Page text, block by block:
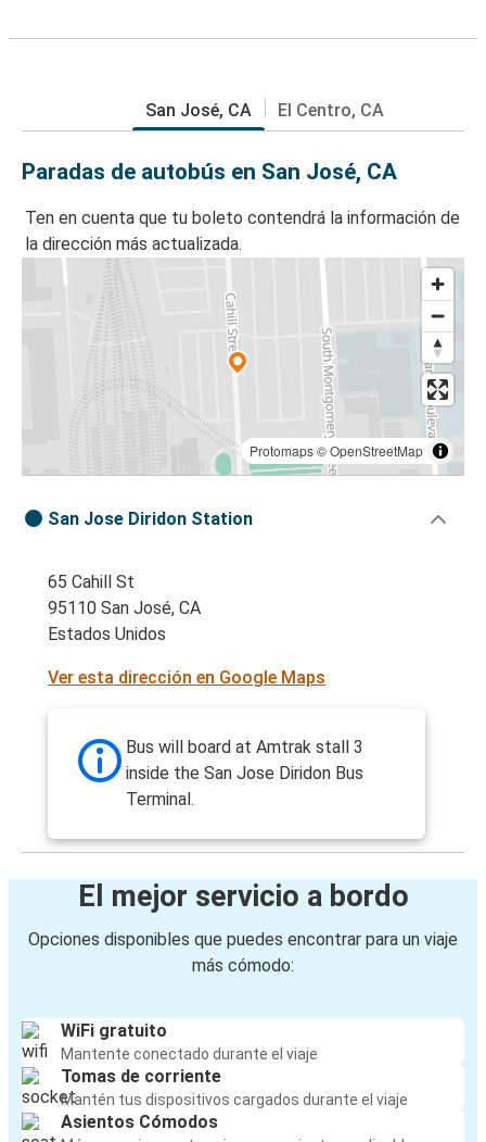
San José, CA El Centro, CA
Paradas de autobús en San José, CA
Ten en cuenta que tu boleto contendrá la información de
la dirección más actualizada.
Protomaps©OpenStreetMap
San Jose Diridon Station
65 Cahill St
95110 San José, CA
Estados Unidos
Ver esta dirección en Google Maps
Bus will board at Amtrak stall 3
inside the San Jose Diridon Bus
Terminal.
El mejor servicio a bordo
Opciones disponibles que puedes encontrar para un viaje
más cómodo:
WiFi gratuito
Mantente conectado durante el viaje
Tomas de corriente
Mantén tus dispositivos cargados durante el viaje
Asientos Cómodos